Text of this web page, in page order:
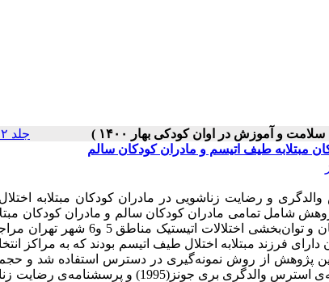
جلد ۲ شماره ۱ صفحات ۴۴-۲۹
مبتلابه طیف اتیسم و مادران کودکان سالم
و رضایت زناشویی در مادران کودکان مبتلابه
شامل تمامی مادران کودکان سالم و مادران کودکان
بودند که در زمان اجرای تحقیق به مراکز سازمان‌دهی،
پژوهش از روش نمونه‌گیری در دسترس استفاده شد و حجم